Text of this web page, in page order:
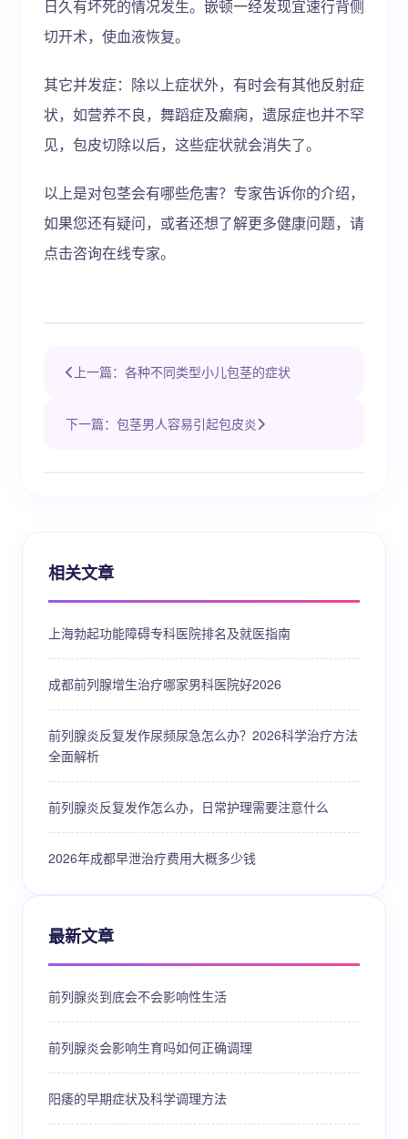
日久有坏死的情况发生。嵌顿一经发现宜速行背侧
切开术，使血液恢复。
其它并发症：除以上症状外，有时会有其他反射症
状，如营养不良，舞蹈症及癫痫，遗尿症也并不罕
见，包皮切除以后，这些症状就会消失了。
以上是对包茎会有哪些危害？专家告诉你的介绍，
如果您还有疑问，或者还想了解更多健康问题，请
点击咨询在线专家。
上一篇：各种不同类型小儿包茎的症状
下一篇：包茎男人容易引起包皮炎
相关文章
上海勃起功能障碍专科医院排名及就医指南
成都前列腺增生治疗哪家男科医院好2026
前列腺炎反复发作尿频尿急怎么办？2026科学治疗方法
全面解析
前列腺炎反复发作怎么办，日常护理需要注意什么
2026年成都早泄治疗费用大概多少钱
最新文章
前列腺炎到底会不会影响性生活
前列腺炎会影响生育吗如何正确调理
阳痿的早期症状及科学调理方法